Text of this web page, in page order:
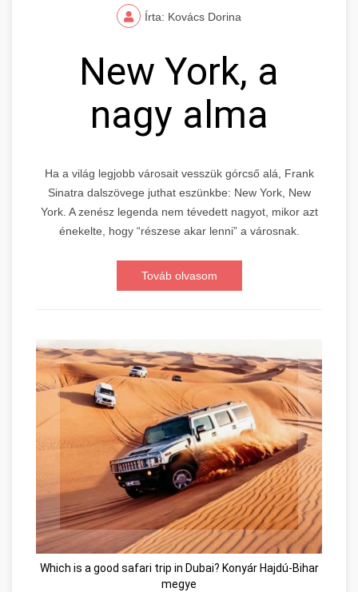
Írta: Kovács Dorina
New York, a
nagy alma
Ha a világ legjobb városait vesszük górcső alá, Frank
Sinatra dalszövege juthat eszünkbe: New York, New
York. A zenész legenda nem tévedett nagyot, mikor azt
énekelte, hogy “részese akar lenni” a városnak.
Továb olvasom
Which is a good safari trip in Dubai? Konyár Hajdú-Bihar
megye